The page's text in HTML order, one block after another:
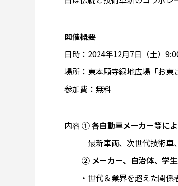
開催概要
日時：2024年12月7日（土）
場所：東本願寺緑地広場「お東
参加費：無料
内容 ① 各自動車メーカー等に
最新車両、次世代技術車
② メーカー、自治体、学
・世代＆業界を超えた関係